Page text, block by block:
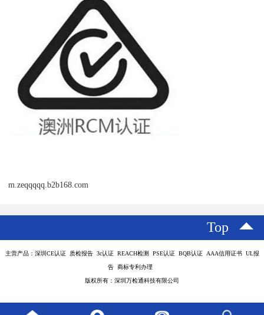
m.zeqqqqq.b2b168.com
Top
主营产品：深圳CE认证 质检报告 3c认证 REACH检测 PSE认证 BQB认证 AAA信用证书 UL报
告 商标专利办理
版权所有：深圳万检通科技有限公司